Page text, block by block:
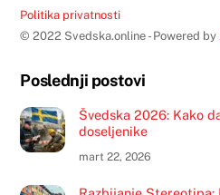
Politika privatnosti
© 2022 Svedska.online - Powered by
Poslednji postovi
Švedska 2026: Kako
doseljenike
mart 22, 2026